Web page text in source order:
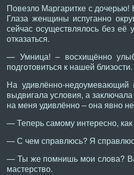
Повезло Маргаритке с дочерью!
Глаза женщины испуганно
сейчас осуществлялось без
отказаться.
— Умница! – восхищённо
подготовиться к нашей близости.
На удивлённо-
выдвигала условия, а
на меня удивлённо – она явно
— Теперь самому интересно,
— С чем справлюсь? Я
— Ты же помнишь мои слова?
мастерство.